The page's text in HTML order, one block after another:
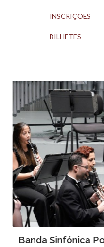
INSCRIÇÕES
BILHETES
Banda Sinfónica